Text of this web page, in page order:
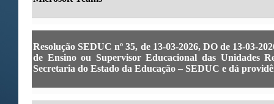
Resolução SEDUC nº 35, de 13-03-2026, DO de 13-03-
de Ensino ou Supervisor Educacional das Unidades
Secretaria do Estado da Educação – SEDUC e dá